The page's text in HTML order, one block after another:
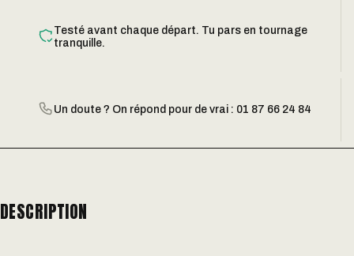
Testé avant chaque départ. Tu pars en tournage
tranquille.
Un doute ? On répond pour de vrai : 01 87 66 24 84
DESCRIPTION